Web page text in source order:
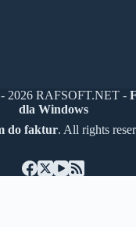
2026 RAFSOFT.NET -
dla Windows
do faktur. All rights